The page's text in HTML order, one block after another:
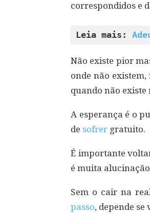
correspondidos e
Leia mais:
Não existe pior
onde não
quando não existe
A esperança é o
de sofrer gratuito.
É importante
é muita
Sem o cair na
passo, depende se